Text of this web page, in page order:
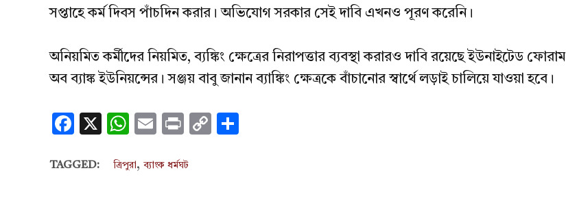
সপ্তাহে কর্ম দিবস পাঁচদিন করার। অভিযোগ সরকার সেই দাবি এখনও পূরণ করেনি।
অনিয়মিত কর্মীদের নিয়মিত, ব্যঙ্কিং ক্ষেত্রের নিরাপত্তার ব্যবস্থা করারও দাবি রয়েছে ইউনাইটেড ফোরাম
অব ব্যাঙ্ক ইউনিয়ন্সের। সঞ্জয় বাবু জানান ব্যাঙ্কিং ক্ষেত্রকে বাঁচানোর স্বার্থে লড়াই চালিয়ে যাওয়া হবে।
Facebook
X WhatsApp
EmailPrintCopy
TAGGED: ত্রিপুরা , ব্যাংক ধর্মঘট